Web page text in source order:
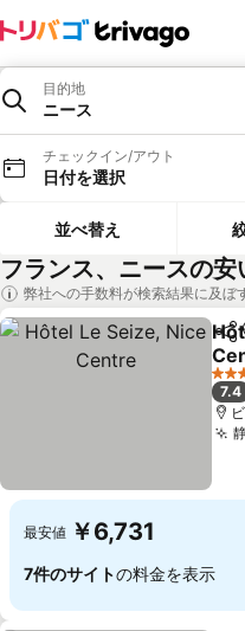
目的地
ニース
チェックイン/アウト
日付を選択
並べ替え
フランス、ニースの安
弊社への手数料が検索結果に及ぼ
シ
料
3 ホ
7.4
最安値 ￥6,731
7件のサイトの料金を表示